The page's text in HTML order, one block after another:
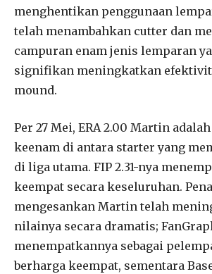
menghentikan penggunaan
telah menambahkan cutter dan
campuran enam jenis lemparan
signifikan meningkatkan
mound.
Per 27 Mei, ERA 2.00 Martin
keenam di antara starter yang
di liga utama. FIP 2.31-nya
keempat secara keseluruhan.
mengesankan Martin telah
nilainya secara dramatis;
menempatkannya sebagai
berharga keempat, sementara